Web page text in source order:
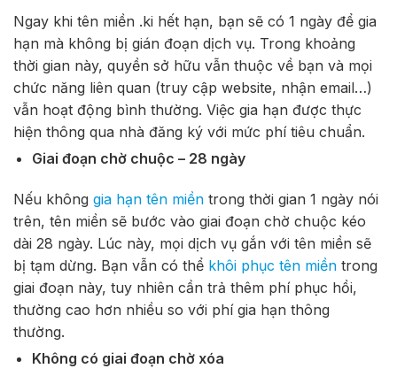
Ngay khi tên miền .ki hết hạn, bạn sẽ có 1 ngày để gia
hạn mà không bị gián đoạn dịch vụ. Trong khoảng
thời gian này, quyền sở hữu vẫn thuộc về bạn và mọi
chức năng liên quan (truy cập website, nhận email…)
vẫn hoạt động bình thường. Việc gia hạn được thực
hiện thông qua nhà đăng ký với mức phí tiêu chuẩn.
Giai đoạn chờ chuộc – 28 ngày
Nếu không gia hạn tên miền trong thời gian 1 ngày nói
trên, tên miền sẽ bước vào giai đoạn chờ chuộc kéo
dài 28 ngày. Lúc này, mọi dịch vụ gắn với tên miền sẽ
bị tạm dừng. Bạn vẫn có thể khôi phục tên miền trong
giai đoạn này, tuy nhiên cần trả thêm phí phục hồi,
thường cao hơn nhiều so với phí gia hạn thông
thường.
Không có giai đoạn chờ xóa